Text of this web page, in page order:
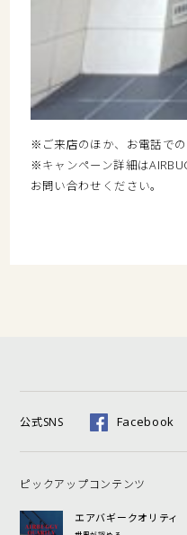
※ご来店のほか、お電話での
※キャンペーン詳細は
お問い合わせください。
公式SNS Facebook
ピックアップコンテンツ
エアバギークオリティ